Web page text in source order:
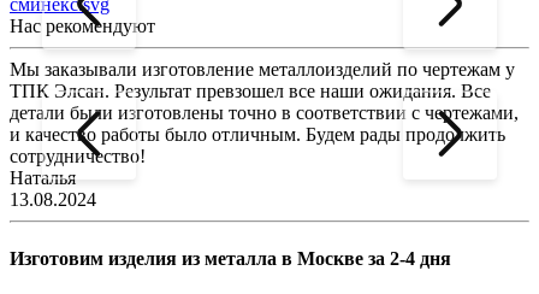
Нас рекомендуют
Мы заказывали изготовление металлоизделий по чертежам у
ТПК Элсан. Результат превзошел все наши ожидания. Все
детали были изготовлены точно в соответствии с чертежами,
и качество работы было отличным. Будем рады продолжить
сотрудничество!
Наталья
13.08.2024
Изготовим изделия из металла в Москве за 2-4 дня